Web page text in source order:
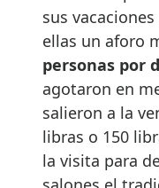
sus
ellas un aforo
personas por
agotaron en
salieron a la
libras o 150
la visita para